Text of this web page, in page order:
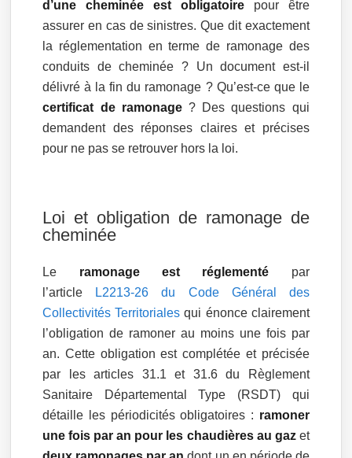
d’une cheminée est obligatoirepour être
assurer en cas de sinistres. Que dit exactement
la réglementation en terme de ramonage des
conduits de cheminée ? Un document est-il
délivré à la fin du ramonage ? Qu’est-ce que le
certificat de ramonage? Des questions qui
demandent des réponses claires et précises
pour ne pas se retrouver hors la loi.
Loi et obligation de ramonage de
cheminée
Le ramonage est réglementé par
l’article
L2213-26 du Code Général des
Collectivités Territoriales qui énonce clairement
l’obligation de ramoner au moins une fois par
an. Cette obligation est complétée et précisée
par les articles 31.1 et 31.6 du Règlement
Sanitaire Départemental Type (RSDT) qui
détaille les périodicités obligatoires : ramoner
une fois par an pour les chaudières au gazet